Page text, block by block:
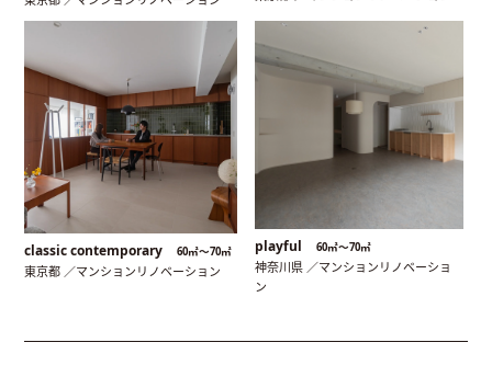
classic contemporary 60㎡〜70㎡
東京都 ／マンションリノベーション
playful 60㎡〜70㎡
神奈川県 ／マンションリノベーショ
ン